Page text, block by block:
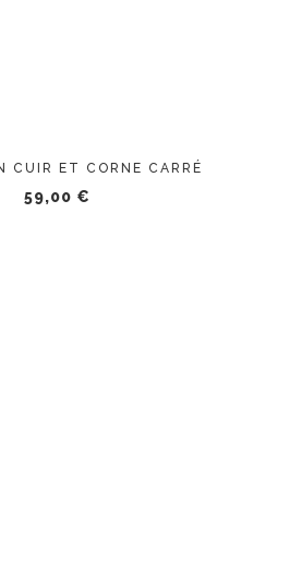
CUIR ET CORNE CARRÉ
59,00 €